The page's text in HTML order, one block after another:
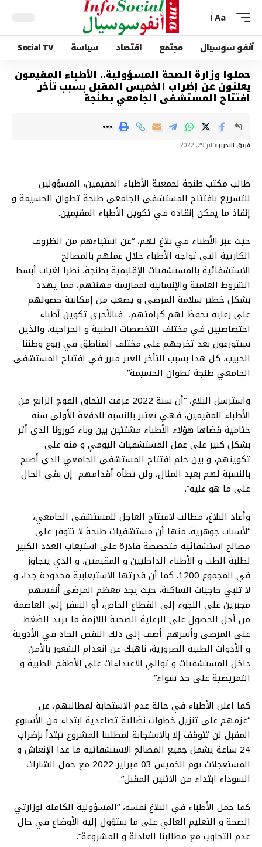
Aa
أنفو سوسيال مجتمع اقتصاد سياسة Social TV
حملوا وزارة الصحة المسؤولية.. الأطباء المقيمون
يعلنون عن إضراب الخميس المقبل بسبب تأخر
افتتاح المستشفى الجامعي بطنجة
فريق التحريريناير 29, 2022
طالب مكتب طنجة لجمعية الأطباء المقيمين، المسؤولين
للتسريع بافتتاح المستشفى الجامعي طنجة تطوان الحسيمة و
إنقاذ ما يمكن إنقاذه في تكوين الأطباء المقيمين.
حيث عبر الأطباء في بلاغ لهم، “عن استياءهم من الظروف
الكارثية التي تواجه الأطباء خلال عملهم بالمصالح
الاستشفائية بالمستشفيات الإقليمية بطنجة، نظرا لغياب أبسط
الشروط العلمية والإنسانية لممارسة مهنتهم، مما يهدد
بشكل خطير سلامة المرضى و يصعب من إمكانية حصولهم
على رعاية تحفظ لهم كرامتهم، فبالأحرى تكوين أطباء
اختصاصيين في مختلف التخصصات الطبية و الجراحية، والذين
سيتوزعون بعد تخرجهم على مختلف المناطق في ربوع وطننا
الحبيب، كل هذا بسبب التأخر الغير مبرر في افتتاح المستشفى
الجامعي طنجة تطوان الحسيمة”.
واسترسل البلاغ، “أن سنة 2022 عرفت التحاق الفوج الرابع من
الأطباء المقيمين، فهي تعتبر بالنسبة للدفعة الأولى سنة
ختامية قضاها هؤلاء الأطباء مشتتين بين وباء كورونا الذي أثر
بشكل كبير على عمل المستشفيات اليومي و منه على
تكوينهم، و بين حلم افتتاح المستشفى الجامعي الذي أصبح
بالنسبة لهم بعيد المنال، ولن تطأه أقدامهم إن بقي الحال
على ما هو عليه”.
وأعاد البلاغ، مطالب لافتتاح العاجل للمستشفى الجامعي،
“لأسباب جوهرية. منها أن مستشفيات طنجة لا تتوفر على
مصالح استشفائية متخصصة قادرة على استيعاب العدد الكبير
لطلبة الطب و الأطباء الداخليين و المقيمين، و الذي يتجاوز
في المجموع 1200. كما أن قدرتها الاستيعابية محدودة جدا، و
لا تلبي حاجيات الساكنة، حيث يجد معظم المرضى أنفسهم
مجبرين على اللجوء إلى القطاع الخاص، أو السفر إلى العاصمة
من أجل الحصول على الرعاية الصحية اللازمة ما يزيد الضغط
على المرضى وأسرهم. أضف إلى ذلك النقص الحاد في الأدوية
و الأدوات الطبية الضرورية، ناهيك عن انعدام الشعور بالأمن
داخل المستشفيات و توالي الاعتداءات على الأطقم الطبية و
التمريضية على حد سواء”.
كما اعلن الأطباء في حالة عدم الاستجابة لمطالبهم، عن
“عزمهم على تنزيل خطوات نضالية تصاعدية ابتداء من الأسبوع
المقبل لن تتوقف إلا بالاستجابة لمطلبنا المشروع تبتدأ بإضراب
24 ساعة يشمل جميع المصالح الاستشفائية ما عدا الإنعاش و
المستعجلات يوم الخميس 03 فبراير 2022 مع حمل الشارات
السوداء ابتداء من الاثنين المقبل”.
كما حمل الأطباء في البلاغ نفسه، “المسؤولية الكاملة لوزارتي
الصحة و التعليم العالي على ما ستؤول إليه الأوضاع في حال
عدم التجاوب مع مطالبنا العادلة و المشروعة”.